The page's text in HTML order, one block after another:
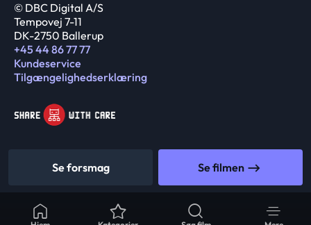
Se forsmag Se filmen
© DBC Digital A/S
Tempovej 7-11
DK-2750 Ballerup
+45 44 86 77 77
Kundeservice
Tilgængelighedserklæring